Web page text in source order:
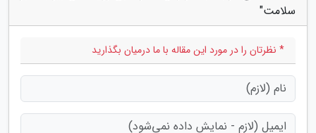
سلامت"
* نظرتان را در مورد این مقاله با ما درمیان بگذارید